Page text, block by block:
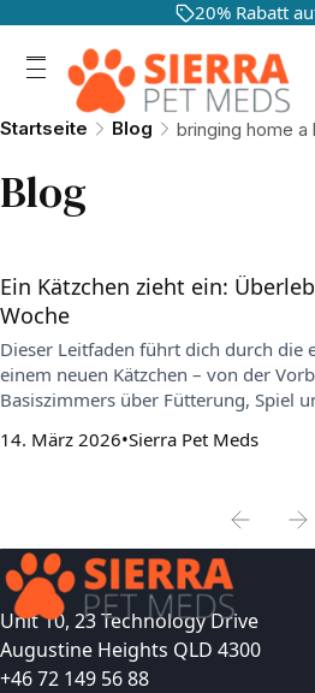
20% Rabatt
Startseite Blog bringing home a
Blog
Ein Kätzchen zieht ein:
Woche
Dieser Leitfaden führt dich durch die
einem neuen Kätzchen – von der
Basiszimmers über Fütterung, Spiel
wichtige Punkte zu Gesundheit,
14. März 2026 Sierra Pet Meds
Unit 10, 23 Technology Drive
Augustine Heights QLD 4300
+46 72 149 56 88